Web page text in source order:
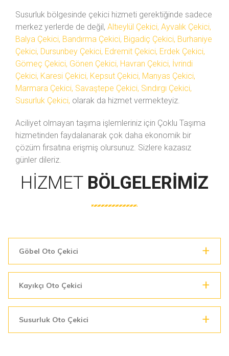
Susurluk bölgesinde çekici hizmeti gerektiğinde sadece
merkez yerlerde de değil, Altıeylül Çekici, Ayvalık Çekici,
Balya Çekici, Bandırma Çekici, Bigadiç Çekici, Burhaniye
Çekici, Dursunbey Çekici, Edremit Çekici, Erdek Çekici,
Gömeç Çekici, Gönen Çekici, Havran Çekici, İvrindi
Çekici, Karesi Çekici, Kepsut Çekici, Manyas Çekici,
Marmara Çekici, Savaştepe Çekici, Sındırgı Çekici,
Susurluk Çekici, olarak da hizmet vermekteyiz.
Aciliyet olmayan taşıma işlemleriniz için Çoklu Taşıma
hizmetinden faydalanarak çok daha ekonomik bir
çözüm fırsatına erişmiş olursunuz. Sizlere kazasız
günler dileriz.
HIZMET BÖLGELERIMIZ
Göbel Oto Çekici
Kayıkçı Oto Çekici
Susurluk Oto Çekici